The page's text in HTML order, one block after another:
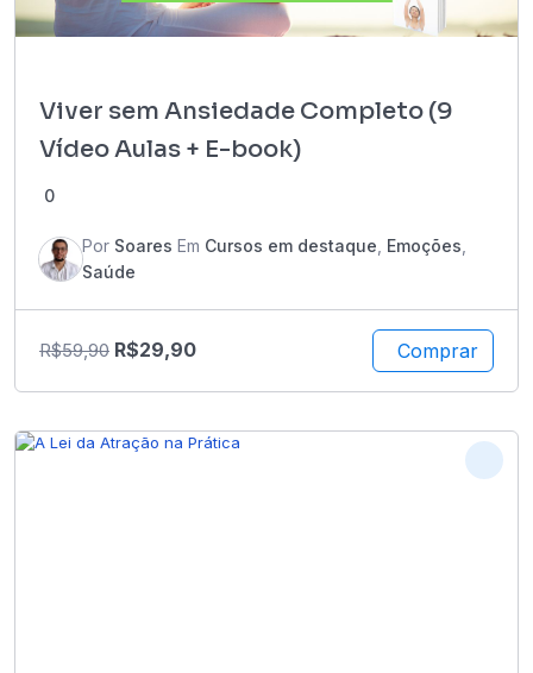
Viver sem Ansiedade Completo (9
Vídeo Aulas + E-book)
0
Por Soares Em Cursos em destaque Emoções
Saúde
R$59,90 R$29,90 Comprar